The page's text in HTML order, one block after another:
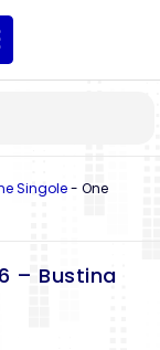
Singole- One
– Bustina